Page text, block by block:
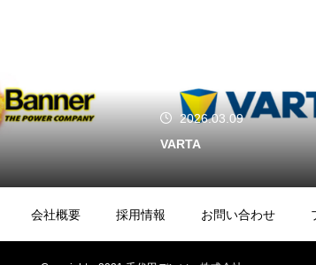
2026.03.09
会社概要 採用情報 お問い合わせ